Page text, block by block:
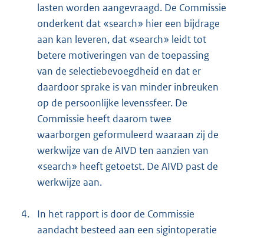
lasten worden aangevraagd. De Commissie
onderkent dat «search» hier een bijdrage
aan kan leveren, dat «search» leidt tot
betere motiveringen van de toepassing
van de selectiebevoegdheid en dat er
daardoor sprake is van minder inbreuken
op de persoonlijke levenssfeer. De
Commissie heeft daarom twee
waarborgen geformuleerd waaraan zij de
werkwijze van de AIVD ten aanzien van
«search» heeft getoetst. De AIVD past de
werkwijze aan.
4.
In het rapport is door de Commissie
aandacht besteed aan een sigintoperatie